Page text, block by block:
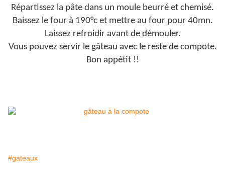
Répartissez la pâte dans un moule beurré et chemisé.
Baissez le four à 190°c et mettre au four pour 40mn.
Laissez refroidir avant de démouler.
Vous pouvez servir le gâteau avec le reste de compote.
Bon appétit !!
#gateaux